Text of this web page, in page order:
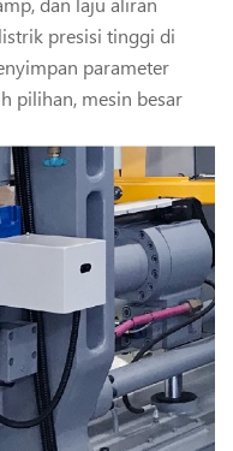
presisi tinggi di
parameter
pilihan, mesin besar